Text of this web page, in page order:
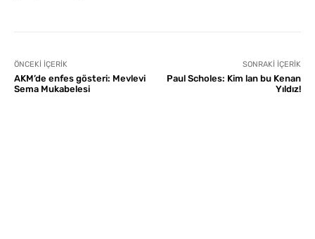
ÖNCEKI İÇERIK
AKM’de enfes gösteri: Mevlevi
Sema Mukabelesi
SONRAKI İÇERIK
Paul Scholes: Kim lan bu Kenan
Yıldız!